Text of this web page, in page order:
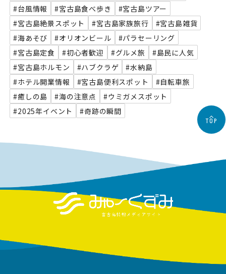
#台風情報
#宮古島食べ歩き
#宮古島ツアー
#宮古島絶景スポット
#宮古島家族旅行
#宮古島雑貨
#海あそび
#オリオンビール
#パラセーリング
#宮古島定食
#初心者歓迎 #グルメ旅
#島民に人気
#宮古島ホルモン
#ハブクラゲ
#水納島
#ホテル開業情報
#宮古島便利スポット
#自転車旅
#癒しの島
#海の注意点
#ウミガメスポット
#2025年イベント
#奇跡の瞬間
TOP